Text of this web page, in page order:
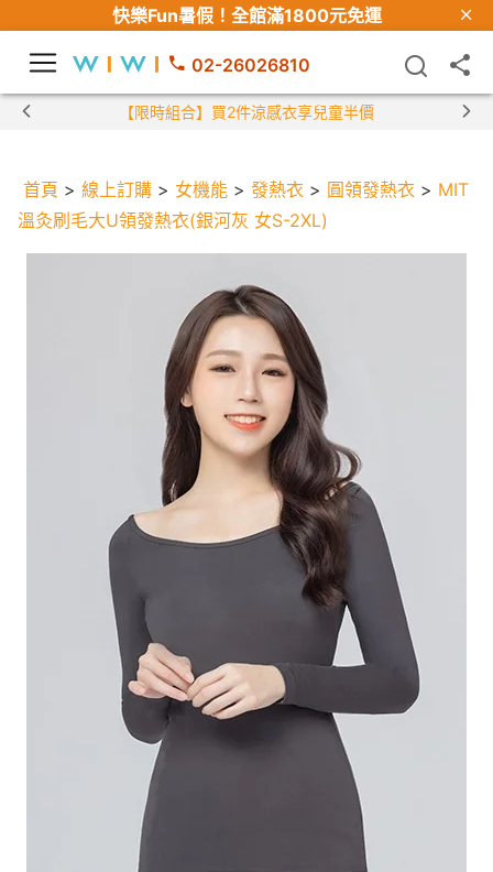
快樂Fun暑假！ 全館滿1800元免運
02-26026810
【限時組合】買2件涼感衣享兒童半價
首頁 > 線上訂購 > 女機能 > 發熱衣 > 圓領發熱衣 > MIT
溫灸刷毛大U領發熱衣(銀河灰 女S-2XL)